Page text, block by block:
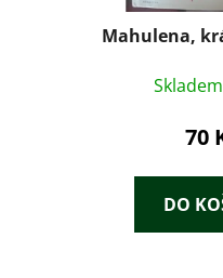
Mahulena,
70
DO